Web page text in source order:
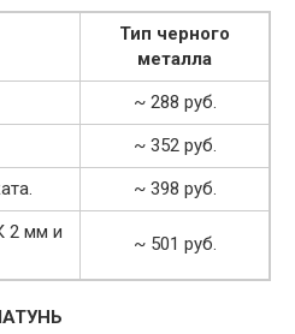
Тип черного
металла
~ 288 руб.
~ 352 руб.
~ 398 руб.
2 мм и
~ 501 руб.